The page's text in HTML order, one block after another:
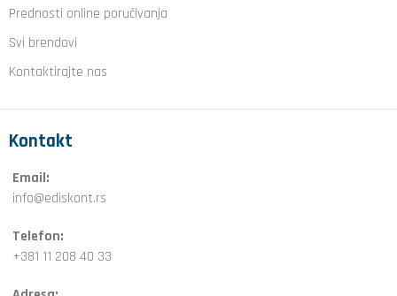
Prednosti online poručivanja
Svi brendovi
Kontaktirajte nas
Kontakt
Email:
info@ediskont.rs
Telefon:
+381 11 208 40 33